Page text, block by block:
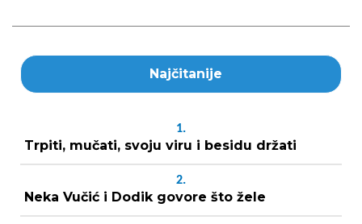
Najčitanije
1.
Trpiti, mučati, svoju viru i besidu držati
2.
Neka Vučić i Dodik govore što žele